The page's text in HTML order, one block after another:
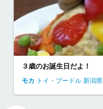
３歳のお誕生日だよ！
モカ トイ・プードル 新潟県